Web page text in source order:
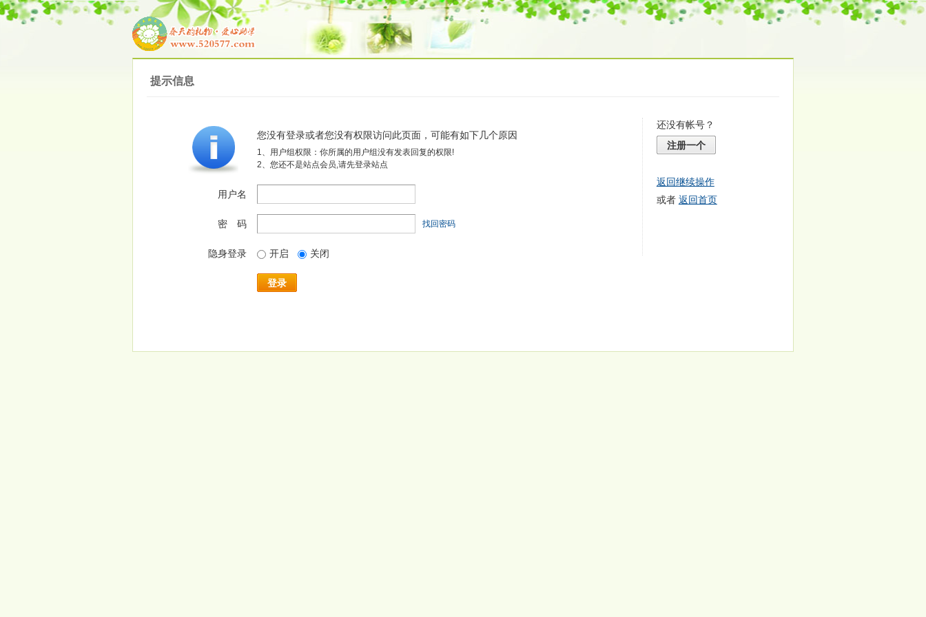
提示信息
您没有登录或者您没有权限访问此页面，可能有如下几个原因
1、用户组权限：你所属的用户组没有发表回复的权限!
2、您还不是站点会员,请先登录站点
用户名
密 码 找回密码
隐身登录 开启 关闭
登录
还没有帐号？
注册一个
返回继续操作
或者 返回首页